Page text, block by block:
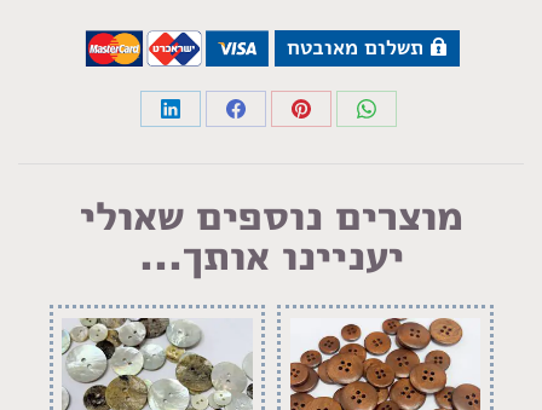
תשלום מאובטח
Share
Share
Share
Share
LinkedIn
מוצרים נוספים שאולי
יעניינו אותך...